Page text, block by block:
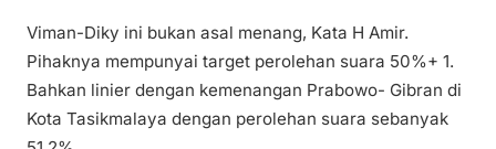
Viman-Diky ini bukan asal menang, Kata H Amir.
Pihaknya mempunyai target perolehan suara 50%+ 1.
Bahkan linier dengan kemenangan Prabowo- Gibran di
Kota Tasikmalaya dengan perolehan suara sebanyak